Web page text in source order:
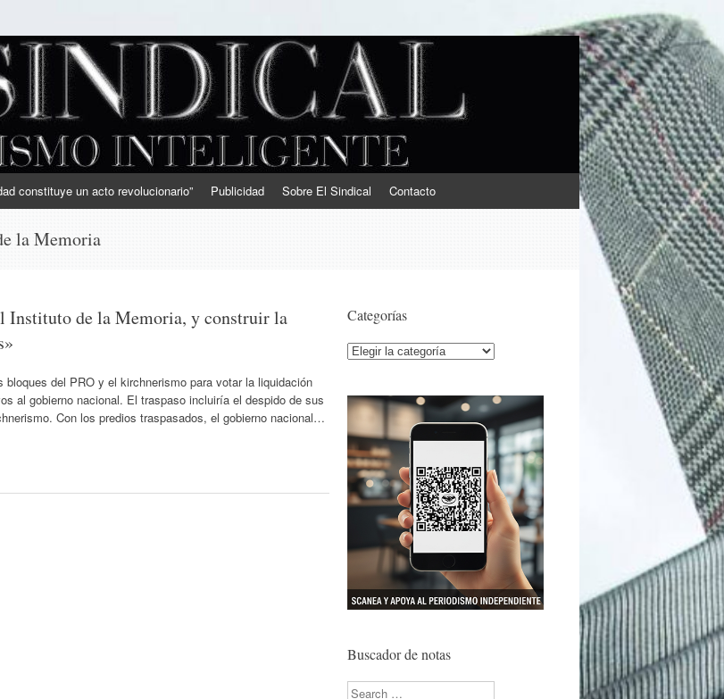
constituye un acto revolucionario” Publicidad Sobre El Sindical Contacto
la Memoria
Instituto de la Memoria, y construir la
del PRO y el kirchnerismo para votar la liquidación
al gobierno nacional. El traspaso incluiría el despido de sus
Con los predios traspasados, el gobierno nacional…
Categorías
Categorías
Buscador de notas
Search